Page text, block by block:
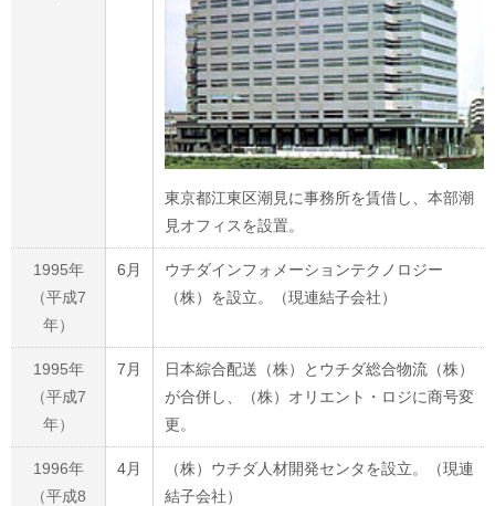
東京都江東区潮見に事務所を賃借し、本部潮
見オフィスを設置。
1995年
（平成7
年）
6月
ウチダインフォメーションテクノロジー
（株）を設立。（現連結子会社）
1995年
（平成7
年）
7月
日本綜合配送（株）とウチダ総合物流（株）
が合併し、（株）オリエント・ロジに商号変
更。
1996年
（平成8
4月
（株）ウチダ人材開発センタを設立。（現連
結子会社）